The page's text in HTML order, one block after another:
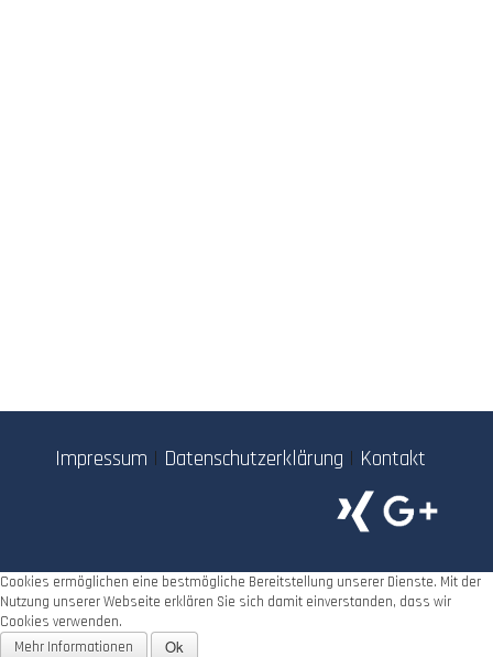
Impressum | Datenschutzerklärung | Kontakt
Cookies ermöglichen eine bestmögliche Bereitstellung unserer Dienste. Mit der
Nutzung unserer Webseite erklären Sie sich damit einverstanden, dass wir
Cookies verwenden.
Mehr Informationen
Ok